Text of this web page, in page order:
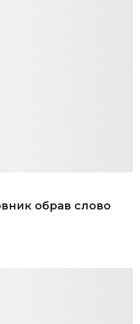
обрав слово